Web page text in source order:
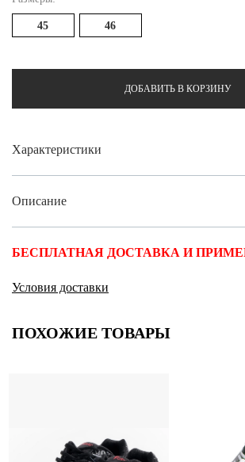
Ханты-Мансийский автономный округ (3)
Челябинская область (2)
45 46
ДОБАВИТЬ В КОРЗИНУ
Характеристики
Описание
БЕСПЛАТНАЯ ДОСТАВКА И
Условия доставки
ПОХОЖИЕ ТОВАРЫ